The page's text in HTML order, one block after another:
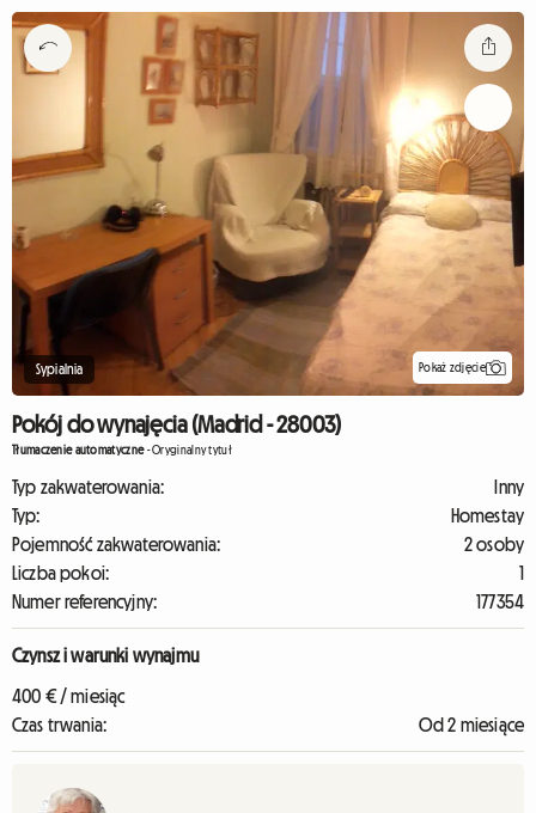
Sypialnia Pokaż zdjęcie
Pokój do wynajęcia (Madrid - 28003)
Tłumaczenie automatyczne-Oryginalny tytuł
Typ zakwaterowania:
Inny
Typ:
Homestay
Pojemność zakwaterowania:
2 osoby
Liczba pokoi:
1
Numer referencyjny:
177354
Czynsz i warunki wynajmu
400 € / miesiąc
Czas trwania:
Od 2 miesiące